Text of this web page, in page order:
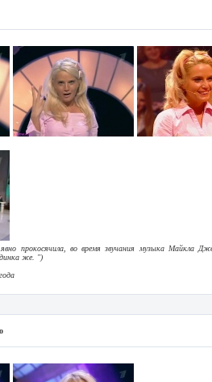
прокосячила, во время звучания музыка Майкла
же. ")